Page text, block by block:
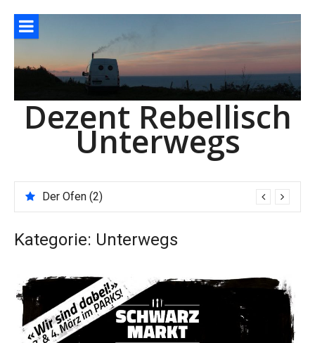
zum
Inhalt
Dezent Rebellisch
Unterwegs
Der Ofen (2)
Kategorie: Unterwegs